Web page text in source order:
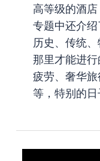
高等级的酒
专题中还介
历史、传统
那里才能进
疲劳、奢华
等，特别的日